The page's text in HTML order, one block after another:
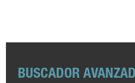
BUSCADOR